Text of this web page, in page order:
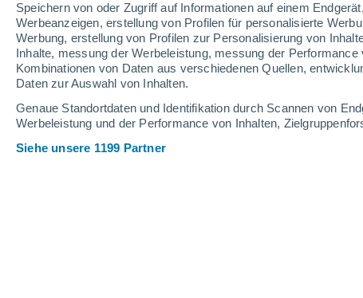
Speichern von oder Zugriff auf Informationen auf einem
Werbeanzeigen, erstellung von Profilen für personalisierte
Werbung, erstellung von Profilen zur Personalisierung von
Inhalte, messung der Werbeleistung, messung der
Kombinationen von Daten aus verschiedenen Quellen,
Daten zur Auswahl von Inhalten.
Genaue Standortdaten und Identifikation durch Scannen von
Werbeleistung und der Performance von Inhalten,
Siehe unsere 1199 Partner
Schneehöhe.